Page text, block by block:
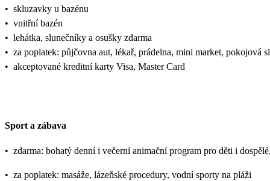
• skluzavky u bazénu
• vnitřní bazén
• lehátka, slunečníky a osušky zdarma
• za poplatek: půjčovna aut, lékař, prádelna, mini market, pokojová
• akceptované kreditní karty Visa, Master Card
Sport a zábava
• zdarma: bohatý denní i večerní animační program pro děti i
• za poplatek: masáže, lázeňské procedury, vodní sporty na pláži